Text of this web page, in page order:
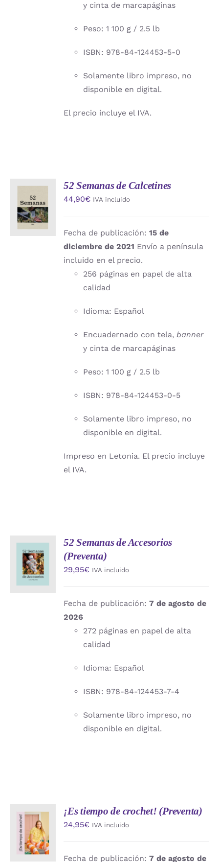
y cinta de marcapáginas
Peso: 1 100 g / 2.5 lb
ISBN: 978-84-124453-5-0
Solamente libro impreso, no
disponible en digital.
El precio incluye el IVA.
AL
CARRITO
/
DETALLES
52 Semanas de Calcetines
44,90€ IVA incluido
Fecha de publicación:15 de
diciembre de 2021 Envío a península
incluido en el precio.
256 páginas en papel de alta
calidad
Idioma: Español
Encuadernado con tela,banner
y cinta de marcapáginas
Peso: 1 100 g / 2.5 lb
ISBN: 978-84-124453-0-5
Solamente libro impreso, no
disponible en digital.
Impreso en Letonia. El precio incluye
el IVA.
AL
CARRITO
/
DETALLES
52 Semanas de Accesorios
(Preventa)
29,95€ IVA incluido
Fecha de publicación:7 de agosto de
2026
272 páginas en papel de alta
calidad
Idioma: Español
ISBN: 978-84-124453-7-4
Solamente libro impreso, no
disponible en digital.
AÑADIR
AL
CARRITO
/
DETALLES
¡Es tiempo de crochet! (Preventa)
24,95€ IVA incluido
Fecha de publicación:7 de agosto de